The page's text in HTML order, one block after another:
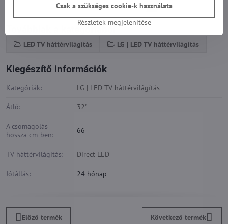
LED TV háttérvilágítás LG | LED TV háttérvilágítás
Kiegészítő információk
Kategóriák: LG | LED TV háttérvilágítás
Átló: 32"
A csomagolás
hossza cm-ben:
66
TV háttérvilágítás: Direct LED
Jótállás: 24 hónap
Előző termék Következő termék
Részletek megjelenítése
Csak a szükséges cookie-k használata